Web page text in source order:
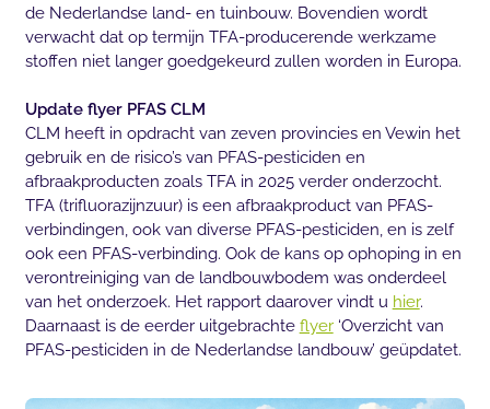
de Nederlandse land- en tuinbouw. Bovendien wordt
verwacht dat op termijn TFA-producerende werkzame
stoffen niet langer goedgekeurd zullen worden in Europa.
Update flyer PFAS CLM
CLM heeft in opdracht van zeven provincies en Vewin het
gebruik en de risico’s van PFAS-pesticiden en
afbraakproducten zoals TFA in 2025 verder onderzocht.
TFA (trifluorazijnzuur) is een afbraakproduct van PFAS-
verbindingen, ook van diverse PFAS-pesticiden, en is zelf
ook een PFAS-verbinding. Ook de kans op ophoping in en
verontreiniging van de landbouwbodem was onderdeel
van het onderzoek. Het rapport daarover vindt u hier.
Daarnaast is de eerder uitgebrachte flyer‘Overzicht van
PFAS-pesticiden in de Nederlandse landbouw’ geüpdatet.